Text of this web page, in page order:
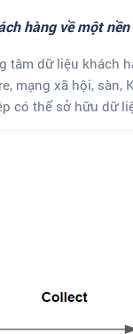
hàng về một
tâm dữ liệu khách
mạng xã hội,
có thể sở hữu dữ